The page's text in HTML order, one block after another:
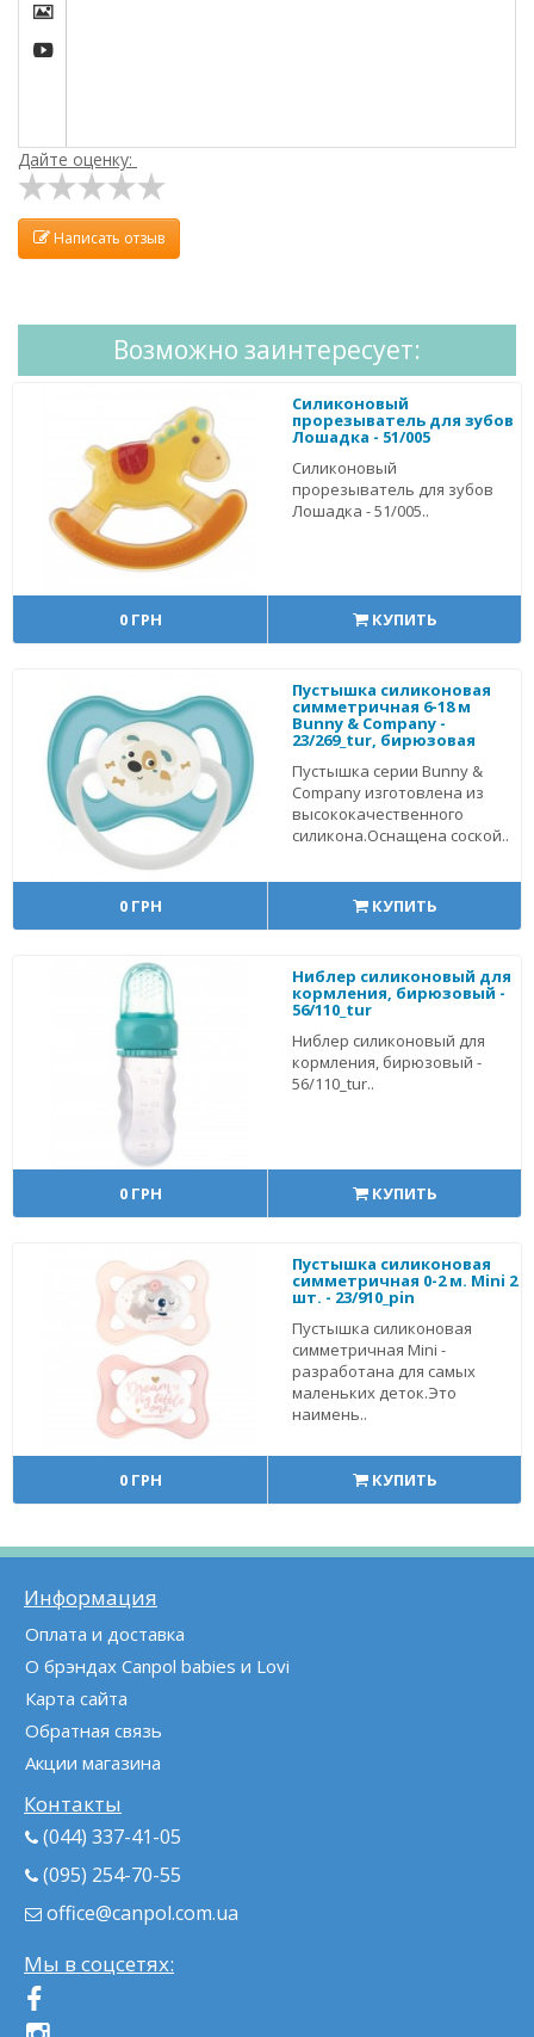


Дайте оценку:
Написать отзыв
Возможно заинтересует:
Силиконовый
прорезыватель для зубов
Лошадка - 51/005
Силиконовый
прорезыватель для зубов
Лошадка - 51/005..
0 ГРН КУПИТЬ
Пустышка силиконовая
симметричная 6-18 м
Bunny & Company -
23/269_tur, бирюзовая
Пустышка серии Bunny &
Company изготовлена из
высококачественного
силикона.Оснащена соской..
0 ГРН КУПИТЬ
Ниблер силиконовый для
кормления, бирюзовый -
56/110_tur
Ниблер силиконовый для
кормления, бирюзовый -
56/110_tur..
0 ГРН КУПИТЬ
Пустышка силиконовая
симметричная 0-2 м. Mini 2
шт. - 23/910_pin
Пустышка силиконовая
симметричная Mini -
разработана для самых
маленьких деток.Это
наимень..
0 ГРН КУПИТЬ
Информация
Оплата и доставка
О брэндах Canpol babies и Lovi
Карта сайта
Обратная связь
Акции магазина
Контакты
(044) 337-41-05
(095) 254-70-55
office@canpol.com.ua
Мы в соцсетях: